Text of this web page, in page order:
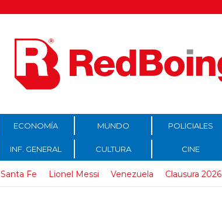
ECONOMÍA MUNDO POLICIALES
INF. GENERAL CULTURA CINE
Santa Fe Lionel Messi Venezuela Clausura 2026